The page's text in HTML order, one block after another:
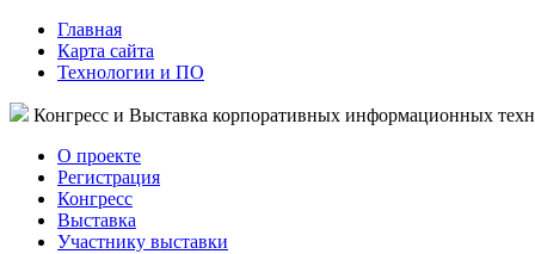
Главная
Карта сайта
Технологии и ПО
Конгресс и Выставка корпоративных информационных
О проекте
Регистрация
Конгресс
Выставка
Участнику выставки